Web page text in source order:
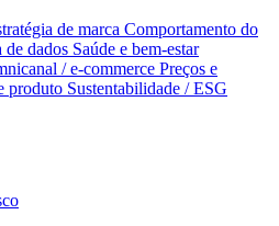
de marca Comportamento do
de dados Saúde e bem‑estar
/ e‑commerce Preços e
produto Sustentabilidade / ESG